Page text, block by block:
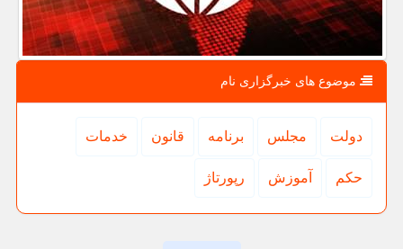
موضوع های خبرگزاری نام
دولت مجلس برنامه قانون خدمات
حكم آموزش رپورتاژ